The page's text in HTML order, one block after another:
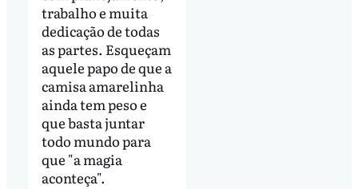
trabalho e muita
dedicação de todas
as partes. Esqueçam
aquele papo de que a
camisa amarelinha
ainda tem peso e
que basta juntar
todo mundo para
que "a magia
aconteça".